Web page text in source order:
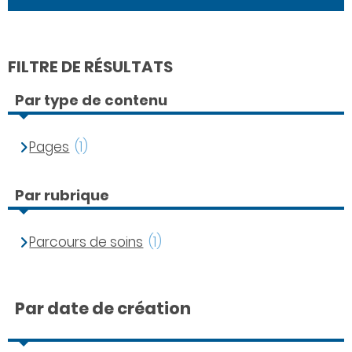
FILTRE DE RÉSULTATS
Par type de contenu
Pages (1)
Par rubrique
Parcours de soins (1)
Par date de création